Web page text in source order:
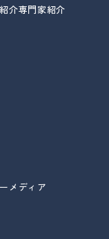
介専門家紹介
メディア